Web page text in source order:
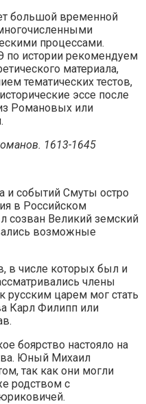
большой временной
процессами.
по истории рекомендуем
материала,
тематических тестов,
эссе после
Романовых или
1613-1645
и событий Смуты остро
в Российском
созван Великий земский
возможные
в числе которых был и
члены
русским царем мог стать
Карл Филипп или
боярство настояло на
Юный Михаил
так как они могли
родством с